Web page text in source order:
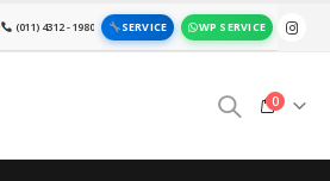
(011) 4312 - 1980 SERVICE WP SERVICE
0